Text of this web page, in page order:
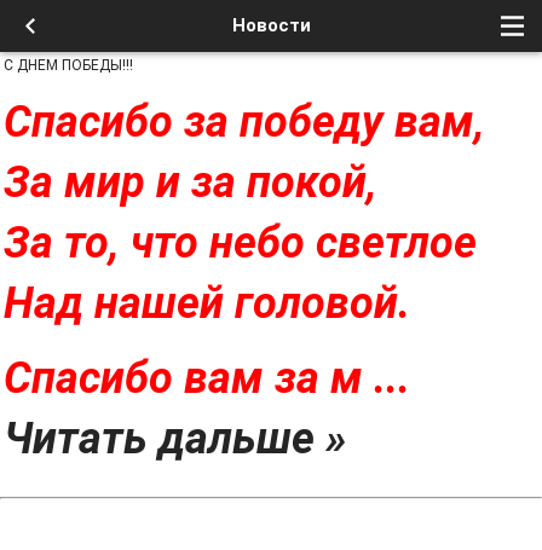
Новости
С ДНЕМ ПОБЕДЫ!!!
Спасибо за победу вам,
За мир и за покой,
За то, что небо светлое
Над нашей головой.
Спасибо вам за м ...
Читать дальше »